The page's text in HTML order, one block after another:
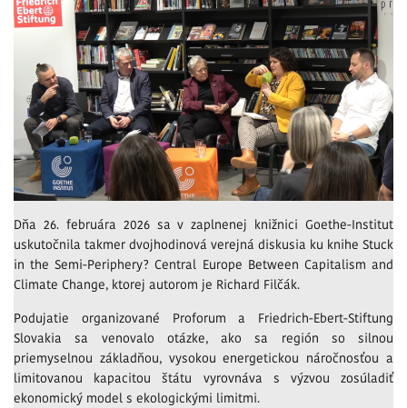
Dňa 26. februára 2026 sa v zaplnenej knižnici Goethe-Institut
uskutočnila takmer dvojhodinová verejná diskusia ku knihe Stuck
in the Semi-Periphery? Central Europe Between Capitalism and
Climate Change, ktorej autorom je Richard Filčák.
Podujatie organizované Proforum a Friedrich-Ebert-Stiftung
Slovakia sa venovalo otázke, ako sa región so silnou
priemyselnou základňou, vysokou energetickou náročnosťou a
limitovanou kapacitou štátu vyrovnáva s výzvou zosúladiť
ekonomický model s ekologickými limitmi.